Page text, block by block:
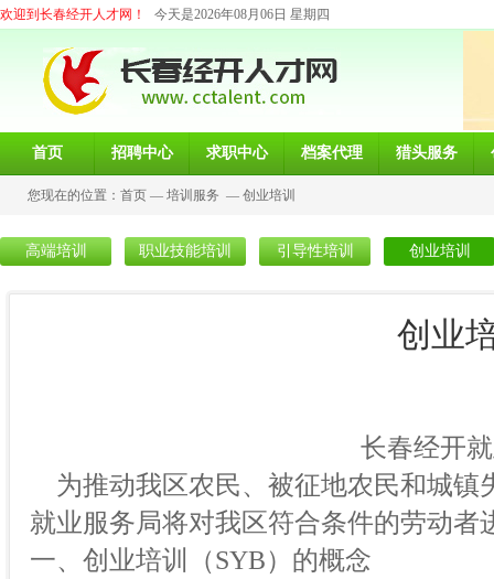
欢迎到长春经开人才网！ 今天是2026年08月06日 星期四
首页 招聘中心 求职中心 档案代理 猎头服务
您现在的位置： 首页 — 培训服务 — 创业培训
高端培训 职业技能培训 引导性培训 创业培训
创业
长春经开就业服务局
为推动我区农民、被征地农民和城镇
就业服务局将对我区符合条件的劳动
一、创业培训（SYB）的概念